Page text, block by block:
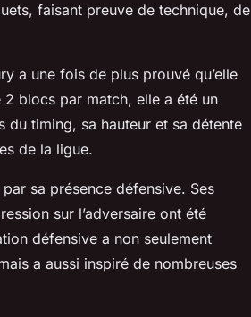
faisant preuve de technique, de
a une fois de plus prouvé qu’elle
blocs par match, elle a été un
du timing, sa hauteur et sa détente
de la ligue.
par sa présence défensive. Ses
sur l’adversaire ont été
défensive a non seulement
a aussi inspiré de nombreuses